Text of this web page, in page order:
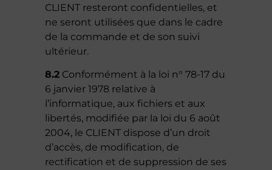
CLIENT resteront confidentielles, et
ne seront utilisées que dans le cadre
de la commande et de son suivi
ultérieur.
8.2 Conformément à la loi n° 78-17 du
6 janvier 1978 relative à
l’informatique, aux fichiers et aux
libertés, modifiée par la loi du 6 août
2004, le CLIENT dispose d’un droit
d’accès, de modification, de
rectification et de suppression de ses